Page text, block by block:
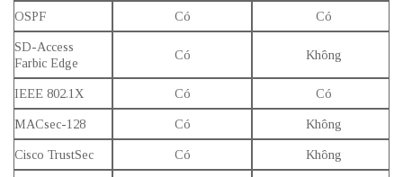
OSPF Có Có
SD-Access
Farbic Edge
Có Không
IEEE 802.1X Có Có
MACsec-128 Có Không
Cisco TrustSec Có Không